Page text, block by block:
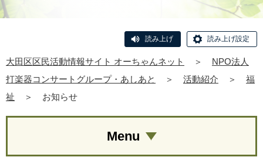
読み上げ 読み上げ設定
大田区区民活動情報サイト オーちゃんネット ＞
NPO法人
打楽器コンサートグループ・あしあと
＞ 活動紹介 ＞
福
祉
＞ お知らせ
Menu